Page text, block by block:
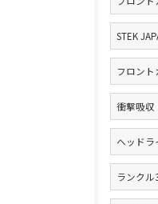
STEK
フロント
衝撃吸収
ヘッドラ
ランクル